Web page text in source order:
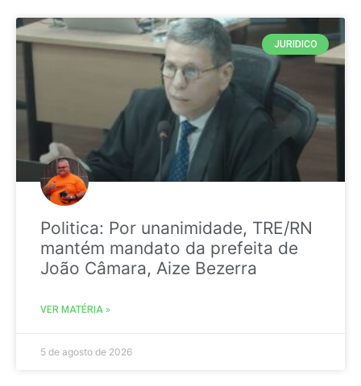
JURIDICO
Politica: Por unanimidade, TRE/RN
mantém mandato da prefeita de
João Câmara, Aize Bezerra
VER MATÉRIA »
5 de agosto de 2026